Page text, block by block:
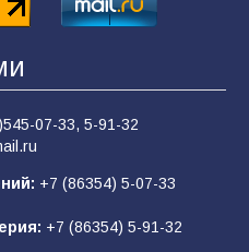
Всероссийского
конкурс «Мини-
07-33, 5-91-32
+7 (86354) 5-07-33
+7 (86354) 5-91-32